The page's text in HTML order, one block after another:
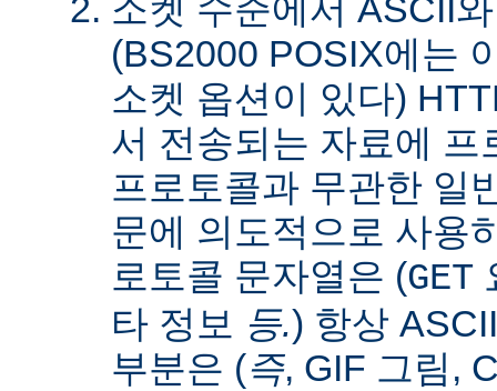
소켓 수준에서 ASCII
(BS2000 POSIX에는
소켓 옵션이 있다)
서 전송되는 자료에
프로토콜과 무관한 일
문에 의도적으로 사용
로토콜 문자열은 (GET
타 정보 등.) 항상
부분은 (즉, GIF 그림,